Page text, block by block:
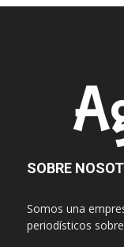
SOBRE
Somos una
periodísticos